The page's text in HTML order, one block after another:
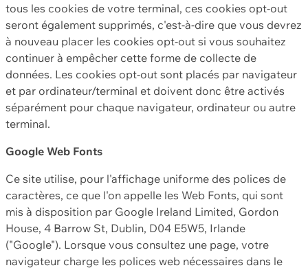
tous les cookies de votre terminal, ces cookies opt-out
seront également supprimés, c'est-à-dire que vous devrez
à nouveau placer les cookies opt-out si vous souhaitez
continuer à empêcher cette forme de collecte de
données. Les cookies opt-out sont placés par navigateur
et par ordinateur/terminal et doivent donc être activés
séparément pour chaque navigateur, ordinateur ou autre
terminal.
Google Web Fonts
Ce site utilise, pour l'affichage uniforme des polices de
caractères, ce que l'on appelle les Web Fonts, qui sont
mis à disposition par Google Ireland Limited, Gordon
House, 4 Barrow St, Dublin, D04 E5W5, Irlande
("Google"). Lorsque vous consultez une page, votre
navigateur charge les polices web nécessaires dans le